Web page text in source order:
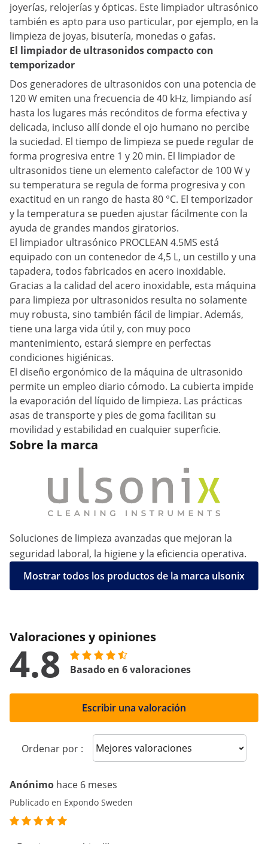
joyerías, relojerías y ópticas. Este limpiador ultrasónico
también es apto para uso particular, por ejemplo, en la
limpieza de joyas, bisutería, monedas o gafas.
El limpiador de ultrasonidos compacto con
temporizador
Dos generadores de ultrasonidos con una potencia de
120 W emiten una frecuencia de 40 kHz, limpiando así
hasta los lugares más recónditos de forma efectiva y
delicada, incluso allí donde el ojo humano no percibe
la suciedad. El tiempo de limpieza se puede regular de
forma progresiva entre 1 y 20 min. El limpiador de
ultrasonidos tiene un elemento calefactor de 100 W y
su temperatura se regula de forma progresiva y con
exactitud en un rango de hasta 80 °C. El temporizador
y la temperatura se pueden ajustar fácilmente con la
ayuda de grandes mandos giratorios.
El limpiador ultrasónico PROCLEAN 4.5MS está
equipado con un contenedor de 4,5 L, un cestillo y una
tapadera, todos fabricados en acero inoxidable.
Gracias a la calidad del acero inoxidable, esta máquina
para limpieza por ultrasonidos resulta no solamente
muy robusta, sino también fácil de limpiar. Además,
tiene una larga vida útil y, con muy poco
mantenimiento, estará siempre en perfectas
condiciones higiénicas.
El diseño ergonómico de la máquina de ultrasonido
permite un empleo diario cómodo. La cubierta impide
la evaporación del líquido de limpieza. Las prácticas
asas de transporte y pies de goma facilitan su
movilidad y estabilidad en cualquier superficie.
Sobre la marca
Soluciones de limpieza avanzadas que mejoran la
seguridad laboral, la higiene y la eficiencia operativa.
Mostrar todos los productos de la marca ulsonix
Valoraciones y opiniones
4.8 Basado en 6 valoraciones
Escribir una valoración
Ordenar por : Sort reviews
Anónimo hace 6 meses
Publicado en Expondo Sweden